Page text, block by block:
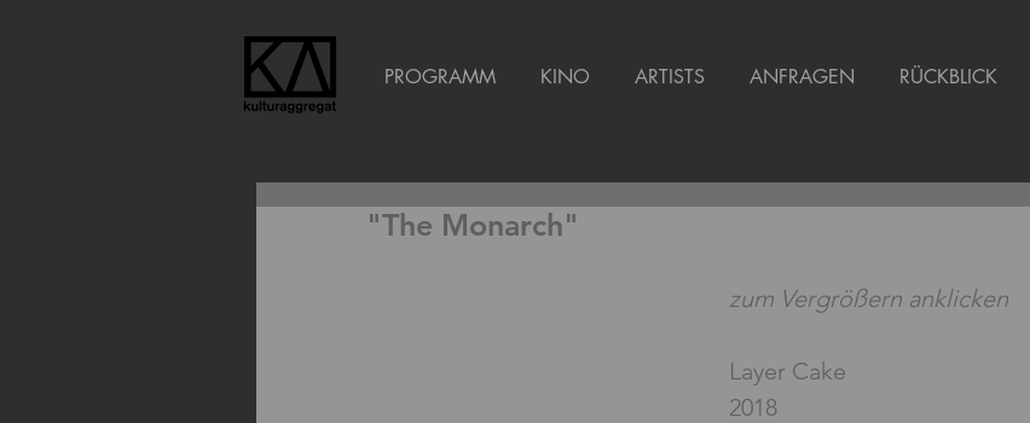
PROGRAMM KINO ARTISTS ANFRAGEN RÜCKBLICK
"The Monarch"
zum Vergrößern anklicken
Layer Cake
2018